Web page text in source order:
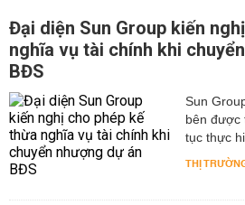
Đại diện Sun Group kiến
nghĩa vụ tài chính khi
BĐS
Sun
bên được
tục thực
THỊ